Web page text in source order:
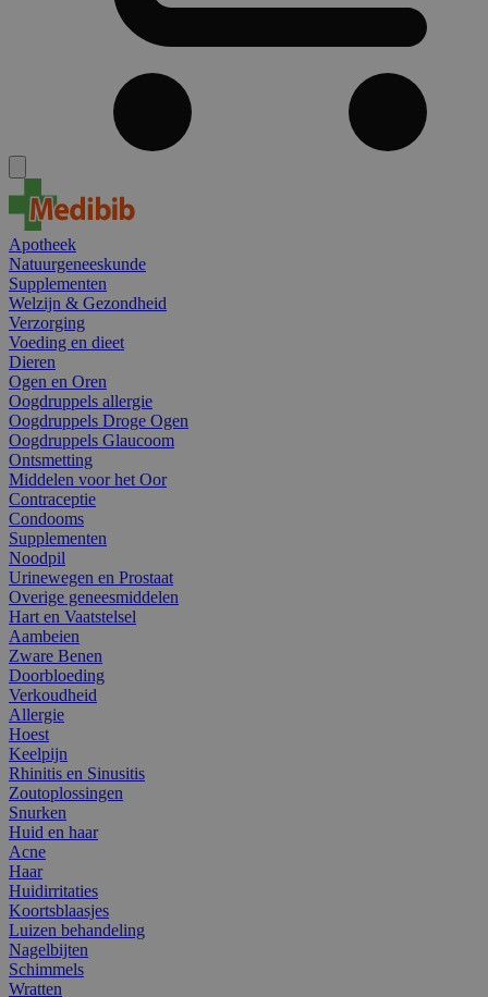
Apotheek
Natuurgeneeskunde
Supplementen
Welzijn & Gezondheid
Verzorging
Voeding en dieet
Dieren
Ogen en Oren
Oogdruppels allergie
Oogdruppels Droge Ogen
Oogdruppels Glaucoom
Ontsmetting
Middelen voor het Oor
Contraceptie
Condooms
Supplementen
Noodpil
Urinewegen en Prostaat
Overige geneesmiddelen
Hart en Vaatstelsel
Aambeien
Zware Benen
Doorbloeding
Verkoudheid
Allergie
Hoest
Keelpijn
Rhinitis en Sinusitis
Zoutoplossingen
Snurken
Huid en haar
Acne
Haar
Huidirritaties
Koortsblaasjes
Luizen behandeling
Nagelbijten
Schimmels
Wratten